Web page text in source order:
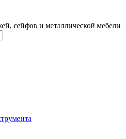
сейфов и металлической мебели